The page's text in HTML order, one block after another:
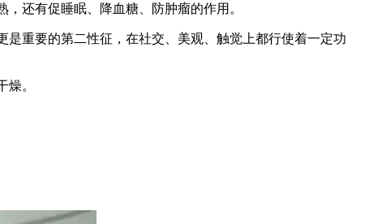
还有促睡眠、降血糖、防肿瘤的作用。
重要的第二性征，在社交、美观、触觉上都行使着一定功
。